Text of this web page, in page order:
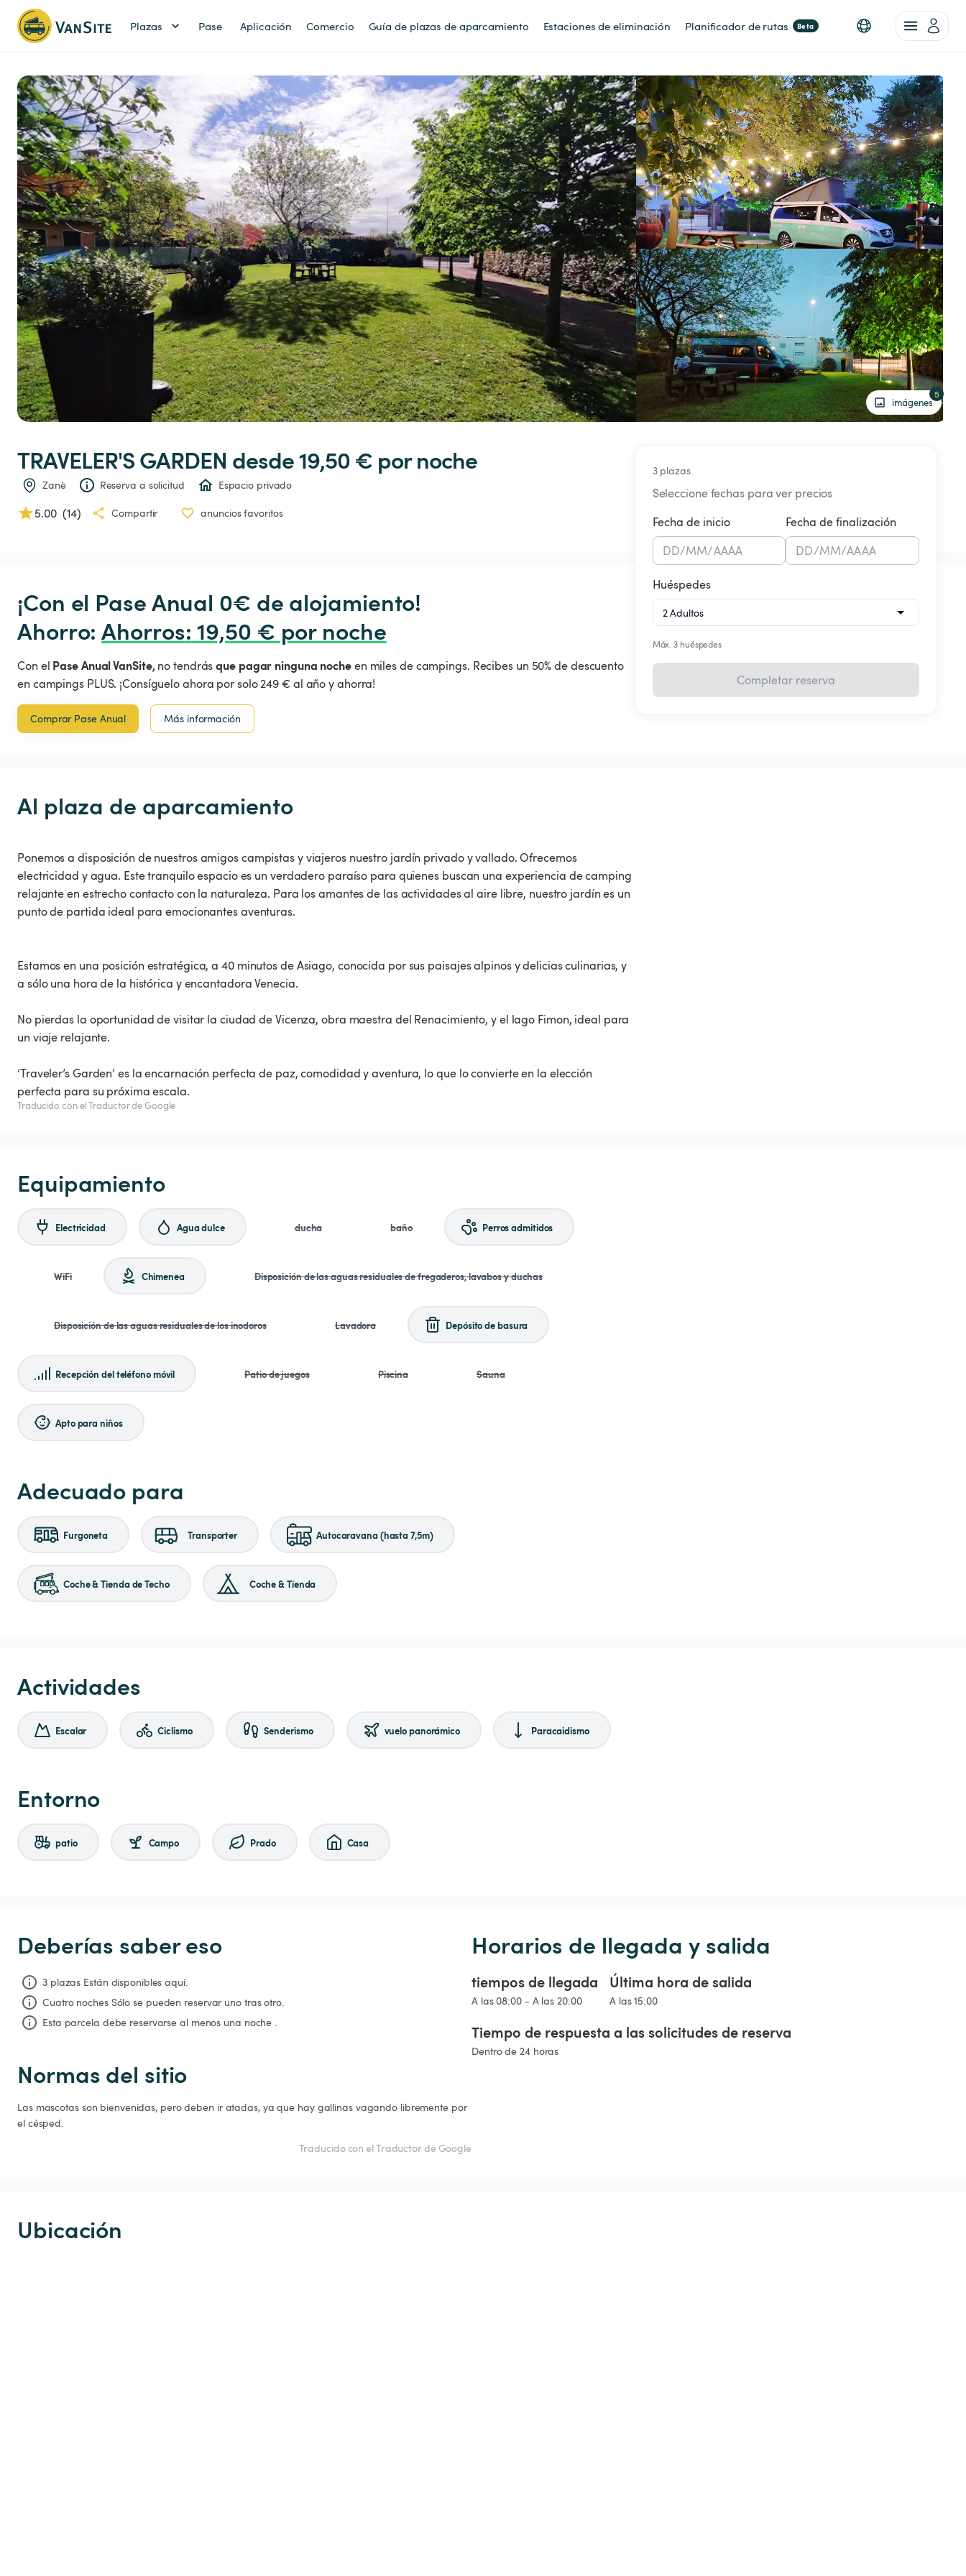
Plazas Pase Aplicación Comercio Guía de plazas de aparcamiento Estaciones de eliminación Planificador de rutas Beta
imágenes
5
TRAVELER'SGARDEN desde 19,50 € por noche
Zanè Reserva a solicitud Espacio privado
5.00 (14) Compartir anuncios favoritos
3 plazas
Seleccione fechas para ver precios
Fecha de inicio
DD/MM/AAAA
Fecha de finalización
DD/MM/AAAA
Huéspedes
Máx. 3 huéspedes
Completar reserva
¡Con el Pase Anual 0€ de alojamiento!
Ahorro: Ahorros: 19,50 € por noche
Con el Pase Anual VanSite, no tendrásque pagar ninguna nocheen miles de campings. Recibes un 50% de descuento
en campings PLUS. ¡Consíguelo ahora por solo 249 € al año y ahorra!
Comprar Pase Anual Más información
Al plaza de aparcamiento
Ponemos a disposición de nuestros amigos campistas y viajeros nuestro jardín privado y vallado. Ofrecemos
electricidad y agua. Este tranquilo espacio es un verdadero paraíso para quienes buscan una experiencia de camping
relajante en estrecho contacto con la naturaleza. Para los amantes de las actividades al aire libre, nuestro jardín es un
punto de partida ideal para emocionantes aventuras.
Estamos en una posición estratégica, a 40 minutos de Asiago, conocida por sus paisajes alpinos y delicias culinarias, y
a sólo una hora de la histórica y encantadora Venecia.
No pierdas la oportunidad de visitar la ciudad de Vicenza, obra maestra del Renacimiento, y el lago Fimon, ideal para
un viaje relajante.
‘Traveler’s Garden’ es la encarnación perfecta de paz, comodidad y aventura, lo que lo convierte en la elección
perfecta para su próxima escala.
Traducido con el Traductor de Google
Equipamiento
Electricidad Agua dulce ducha baño Perros admitidos
WiFi Chimenea Disposición de las aguas residuales de fregaderos, lavabos y duchas
Disposición de las aguas residuales de los inodoros Lavadora Depósito de basura
Recepción del teléfono móvil Patio de juegos Piscina Sauna
Apto para niños
Adecuado para
Furgoneta Transporter Autocaravana (hasta 7,5m)
Coche & Tienda de Techo Coche & Tienda
Actividades
Escalar Ciclismo Senderismo vuelo panorámico Paracaidismo
Entorno
patio Campo Prado Casa
Deberías saber eso
3 plazas Están disponibles aquí.
Cuatro noches Sólo se pueden reservar uno tras otro.
Esta parcela debe reservarse al menos una noche .
Horarios de llegada y salida
tiempos de llegada
A las 08:00 - A las 20:00
Última hora de salida
A las 15:00
Tiempo de respuesta a las solicitudes de reserva
Dentro de 24 horas
Normas del sitio
Las mascotas son bienvenidas, pero deben ir atadas, ya que hay gallinas vagando libremente por
el césped.
Traducido con el Traductor de Google
Ubicación